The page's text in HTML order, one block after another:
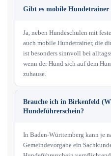
Gibt es mobile
Ja, neben Hundeschulen mit
auch mobile Hundetrainer, die
ist besonders sinnvoll bei
wenn der Hund sich auf dem
zuhause.
Brauche ich in Birkenfeld
Hundeführerschein?
In Baden-Württemberg kann je
Gemeindevorgabe ein